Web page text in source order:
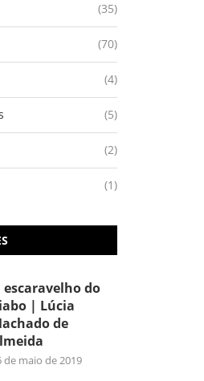
(35)
(70)
(4)
(5)
(2)
(1)
escaravelho do
| Lúcia
de
de maio de 2019